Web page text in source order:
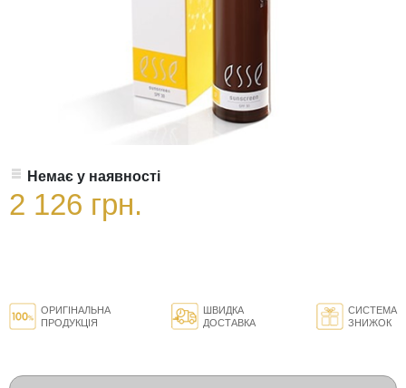
Немає у наявності
2 126 грн.
ОРИГІНАЛЬНА
ПРОДУКЦІЯ
ШВИДКА
ДОСТАВКА
СИСТЕМА
ЗНИЖОК